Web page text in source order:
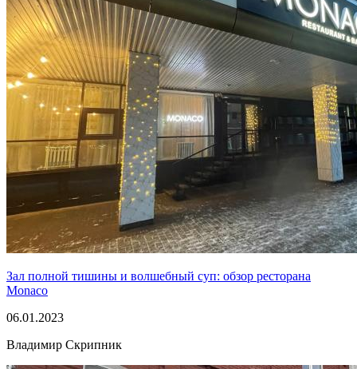
Зал полной тишины и волшебный суп: обзор ресторана
Monaco
06.01.2023
Владимир Скрипник